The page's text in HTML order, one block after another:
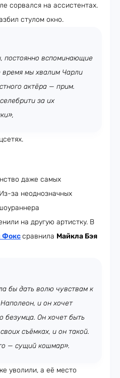
сорвался на ассистентах.
стулом окно.
постоянно вспоминающие
время мы хвалим Чарли
актёра — прим.
за их
даже самых
за неоднозначных
на другую артистку. В
Фокссравнила Майкла Бэя
бы дать волю чувствам к
и он хочет
безумца. Он хочет быть
съёмках, и он такой.
— сущий кошмар».
уволили, а её место